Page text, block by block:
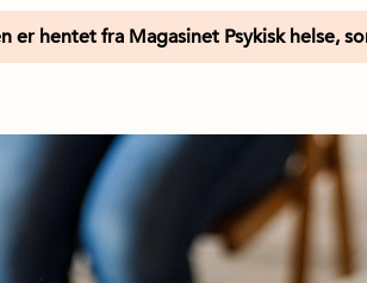
er hentet fra Magasinet Psykisk helse,